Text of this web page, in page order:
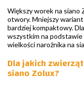
Większy worek na siano
otwory. Mniejszy
bardziej kompaktowy.
wszystkim na
wielkości narożnika na
Dla jakich
siano Zolux?